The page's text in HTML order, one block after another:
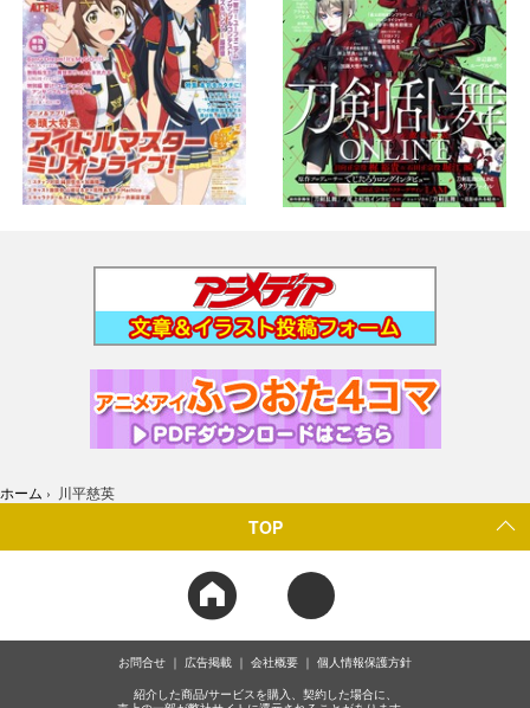
ホーム › 川平慈英
TOP
お問合せ 広告掲載 会社概要 個人情報保護方針
紹介した商品/サービスを購入、契約した場合に、